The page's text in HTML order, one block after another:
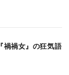
禍禍女』の狂気語